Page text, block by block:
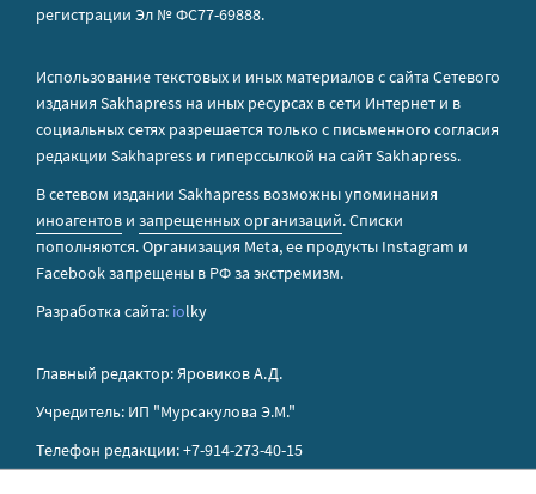
регистрации Эл № ФС77-69888.
Использование текстовых и иных материалов с сайта Сетевого
издания Sakhapress на иных ресурсах в сети Интернет и в
социальных сетях разрешается только с письменного согласия
редакции Sakhapress и гиперссылкой на сайт Sakhapress.
В сетевом издании Sakhapress возможны упоминания
иноагентов и запрещенных организаций. Списки
пополняются. Организация Metа, ее продукты Instagram и
Facebook запрещены в РФ за экстремизм.
Разработка сайта: iolky
Главный редактор: Яровиков А.Д.
Учредитель: ИП "Мурсакулова Э.М."
Телефон редакции: +7-914-273-40-15